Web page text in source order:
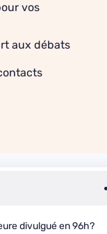
vos
aux débats
divulgué en 96h?